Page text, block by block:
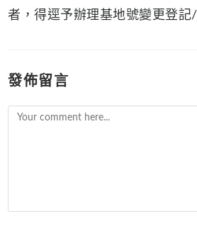
者，得逕予辦理基地號變更登記/
發佈留言
Comment